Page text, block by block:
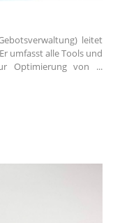
leitet
umfasst alle Tools und
Optimierung von ...